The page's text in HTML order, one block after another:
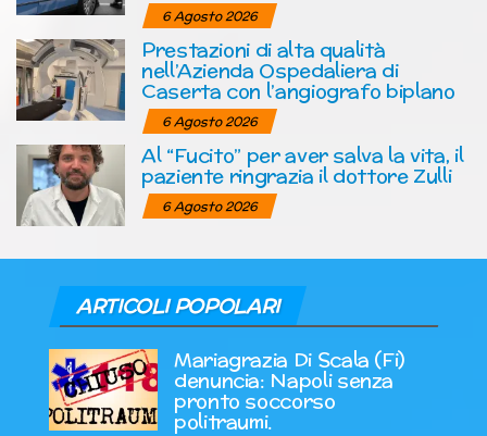
6 Agosto 2026
Prestazioni di alta qualità
nell’Azienda Ospedaliera di
Caserta con l’angiografo biplano
6 Agosto 2026
Al “Fucito” per aver salva la vita, il
paziente ringrazia il dottore Zulli
6 Agosto 2026
ARTICOLI POPOLARI
Mariagrazia Di Scala (Fi)
denuncia: Napoli senza
pronto soccorso
politraumi.